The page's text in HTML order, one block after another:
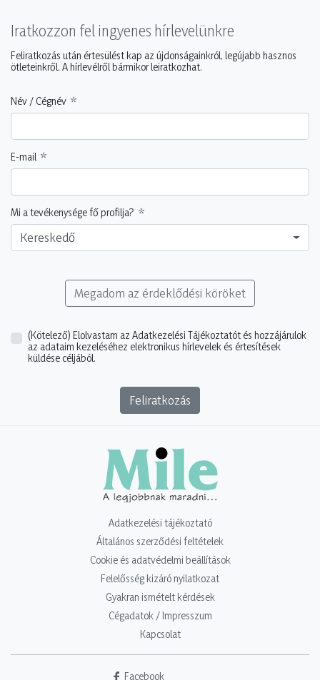
Iratkozzon fel ingyenes hírlevelünkre
Feliratkozás után értesülést kap az újdonságainkról, legújabb hasznos
ötleteinkről. A hírlevélről bármikor leiratkozhat.
Név / Cégnév
E-mail
Mi a tevékenysége fő profilja?
Kereskedő
Megadom az érdeklődési köröket
(Kötelező) Elolvastam az Adatkezelési Tájékoztatót és hozzájárulok
az adataim kezeléséhez elektronikus hírlevelek és értesítések
küldése céljából.
Feliratkozás
Adatkezelési tájékoztató
Általános szerződési feltételek
Cookie és adatvédelmi beállítások
Felelősség kizáró nyilatkozat
Gyakran ismételt kérdések
Cégadatok / Impresszum
Kapcsolat
Facebook